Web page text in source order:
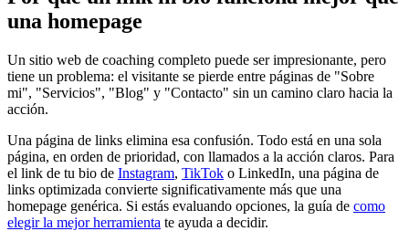
una homepage
Un sitio web de coaching completo puede ser impresionante, pero
tiene un problema: el visitante se pierde entre páginas de "Sobre
mi", "Servicios", "Blog" y "Contacto" sin un camino claro hacia la
acción.
Una página de links elimina esa confusión. Todo está en una sola
página, en orden de prioridad, con llamados a la acción claros. Para
el link de tu bio de Instagram, TikTok o LinkedIn, una página de
links optimizada convierte significativamente más que una
homepage genérica. Si estás evaluando opciones, la guía de como
elegir la mejor herramienta te ayuda a decidir.